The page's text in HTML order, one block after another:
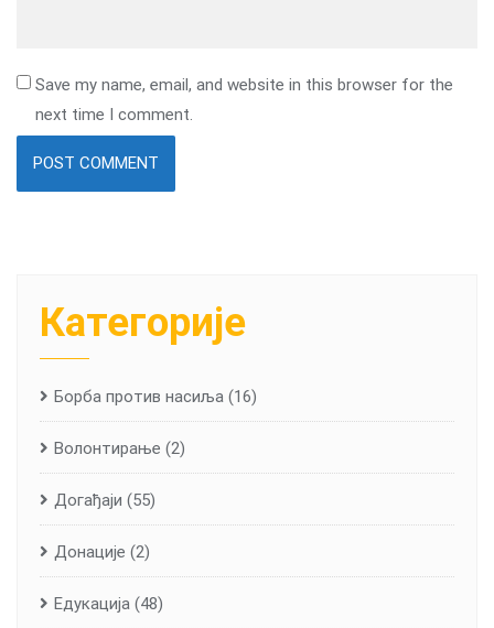
Save my name, email, and website in this browser for the
next time I comment.
Категорије
Борба против насиља (16)
Волонтирање (2)
Догађаји (55)
Донације (2)
Едукација (48)